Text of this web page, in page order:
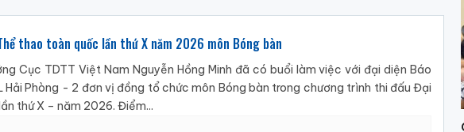
thao toàn quốc lần thứ X năm 2026 môn Bóng bàn
Cục TDTT Việt Nam Nguyễn Hồng Minh đã có buổi làm việc với đại diện Báo
Hải Phòng - 2 đơn vị đồng tổ chức môn Bóng bàn trong chương trình thi đấu Đại
thứ X – năm 2026. Điểm...